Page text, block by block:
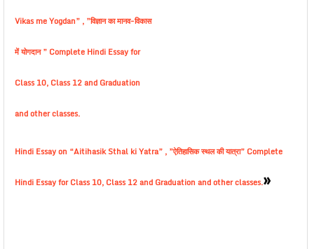
Vikas me Yogdan” , ”विज्ञान का मानव-विकास
में योगदान ” Complete Hindi Essay for
Class 10, Class 12 and Graduation
and other classes.
Hindi Essay on “Aitihasik Sthal ki Yatra” , ”ऐतिहासिक स्थल की यात्रा” Complete
Hindi Essay for Class 10, Class 12 and Graduation and other classes.»